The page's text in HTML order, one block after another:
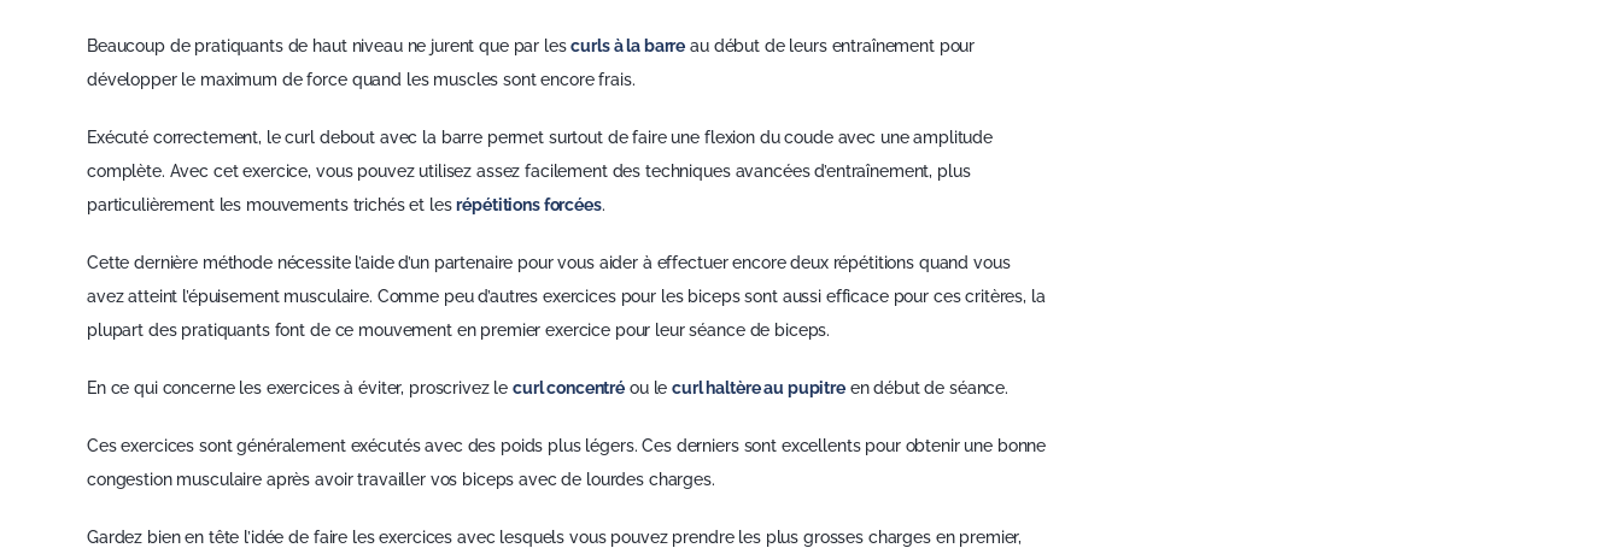
Beaucoup de pratiquants de haut niveau ne jurent que par lescurls à la barre au début de leurs entraînement pour
développer le maximum de force quand les muscles sont encore frais.
Exécuté correctement, le curl debout avec la barre permet surtout de faire une flexion du coude avec une amplitude
complète. Avec cet exercice, vous pouvez utilisez assez facilement des techniques avancées d’entraînement, plus
particulièrement les mouvements trichés et lesrépétitions forcées.
Cette dernière méthode nécessite l’aide d’un partenaire pour vous aider à effectuer encore deux répétitions quand vous
avez atteint l’épuisement musculaire. Comme peu d’autres exercices pour les biceps sont aussi efficace pour ces critères, la
plupart des pratiquants font de ce mouvement en premier exercice pour leur séance de biceps.
En ce qui concerne les exercices à éviter, proscrivez lecurl concentré ou lecurl haltère au pupitreen début de séance.
Ces exercices sont généralement exécutés avec des poids plus légers. Ces derniers sont excellents pour obtenir une bonne
congestion musculaire après avoir travailler vos biceps avec de lourdes charges.
Gardez bien en tête l’idée de faire les exercices avec lesquels vous pouvez prendre les plus grosses charges en premier,